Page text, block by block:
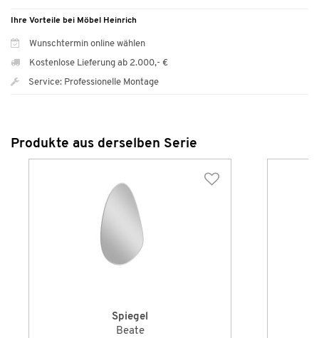
Ihre Vorteile bei Möbel Heinrich
Wunschtermin online wählen
Kostenlose Lieferung ab 2.000,- €
Service: Professionelle Montage
Produkte aus derselben Serie
Spiegel
Beate